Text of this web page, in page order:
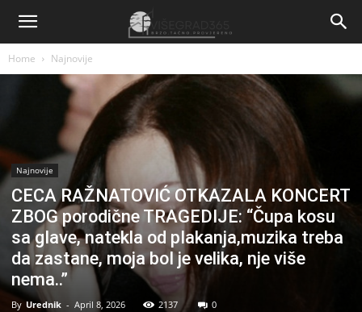
Home Najnovije
Najnovije
CECA RAŽNATOVIĆ OTKAZALA KONCERT
ZBOG porodične TRAGEDIJE: “Čupa kosu
sa gIave, natekla od pIakanja,muzika treba
da zastane, moja boI je velika, nje više
nema..”
By Urednik - April 8, 2026 2137 0